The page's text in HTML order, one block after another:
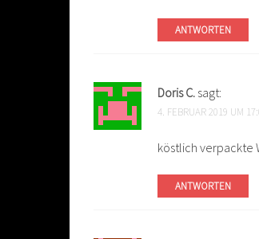
ANTWORTEN
Doris C. sagt:
4. FEBRUAR 2019 UM
köstlich verpackte
ANTWORTEN